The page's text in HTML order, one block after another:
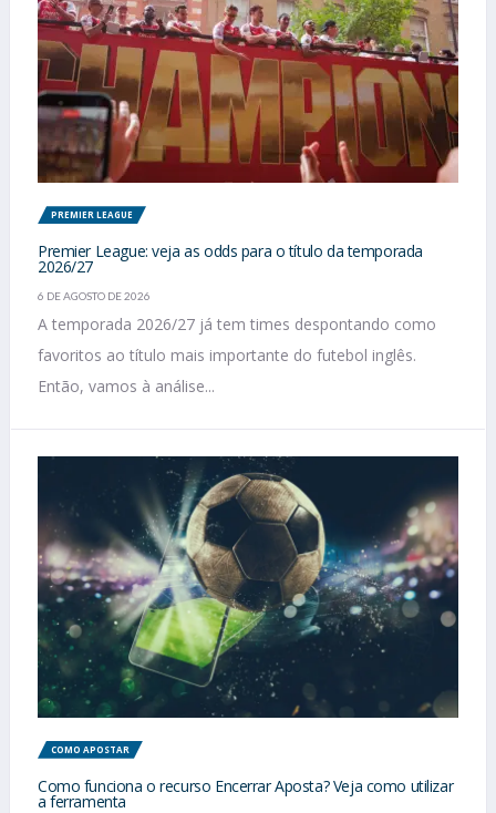
PREMIER LEAGUE
Premier League: veja as odds para o título da temporada
2026/27
6 DE AGOSTO DE 2026
A temporada 2026/27 já tem times despontando como
favoritos ao título mais importante do futebol inglês.
Então, vamos à análise...
COMO APOSTAR
Como funciona o recurso Encerrar Aposta? Veja como utilizar
a ferramenta